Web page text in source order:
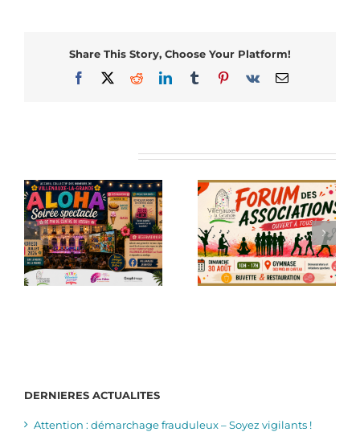
Share This Story, Choose Your Platform!
Facebook
X RedditLinkedInTumblrPinterest
Vk Email
DERNIERES ACTUALITES
Attention : démarchage frauduleux – Soyez vigilants !